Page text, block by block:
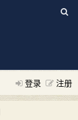
登录 注册
---“量子混沌系